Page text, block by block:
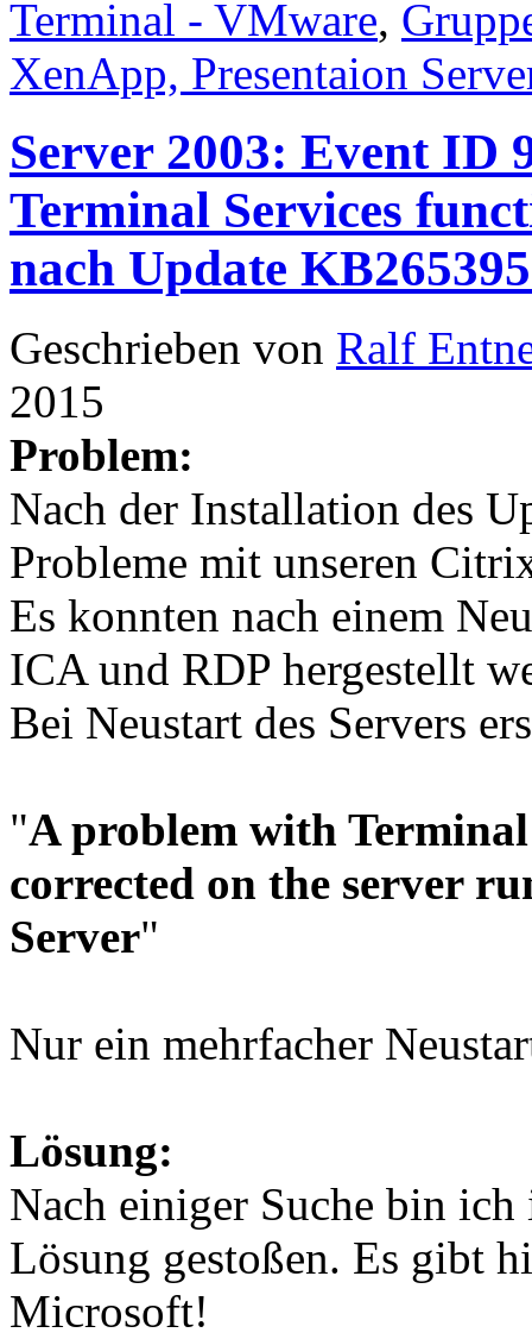
Terminal - VMware,
XenApp, Presentaion
Server 2003: Event ID
Terminal Services
nach Update
Geschrieben von Ralf
2015
Problem:
Nach der Installation des
Probleme mit unseren
Es konnten nach einem
ICA und RDP hergestellt
Bei Neustart des Servers
"A problem with
corrected on the server
Server"
Nur ein mehrfacher
Lösung:
Nach einiger Suche bin
Lösung gestoßen. Es gibt
Microsoft!